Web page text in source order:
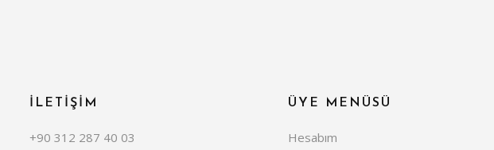
İLETİŞİM
+90 312 287 40 03
ÜYE MENÜSÜ
Hesabım